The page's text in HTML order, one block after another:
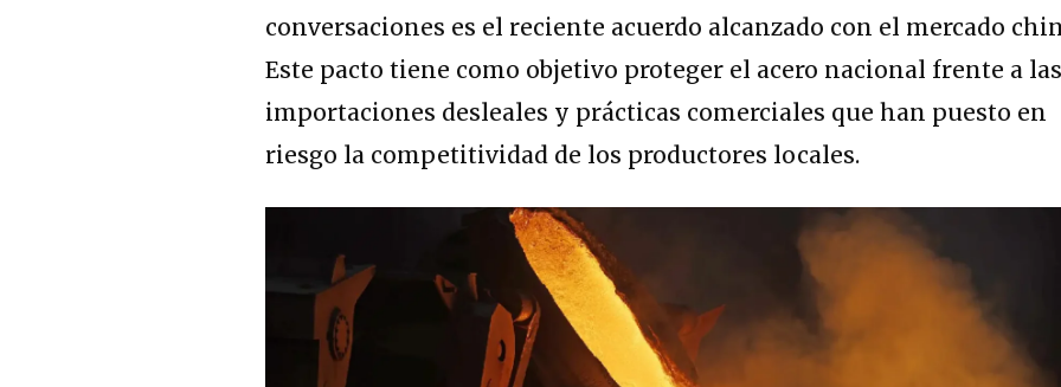
conversaciones es el reciente acuerdo alcanzado con el mercado
Este pacto tiene como objetivo proteger el acero nacional frente a
importaciones desleales y prácticas comerciales que han puesto en
riesgo la competitividad de los productores locales.